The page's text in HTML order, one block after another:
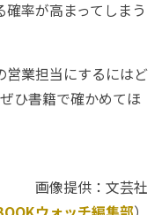
率が高まってしまう
業担当にするにはど
ひ書籍で確かめてほ
画像提供：文芸社